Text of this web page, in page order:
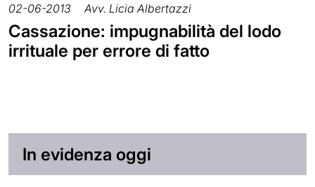
02-06-2013 Avv. Licia Albertazzi
Cassazione: impugnabilità del lodo
irrituale per errore di fatto
In evidenza oggi